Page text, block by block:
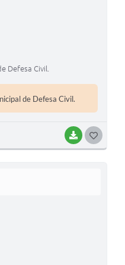
BAIXAR
Defesa Civil.
de Defesa Civil.